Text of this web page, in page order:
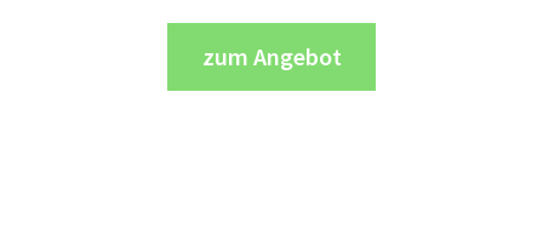
Preis
war:
€24,99
Preis
€20,80.
zum Angebot